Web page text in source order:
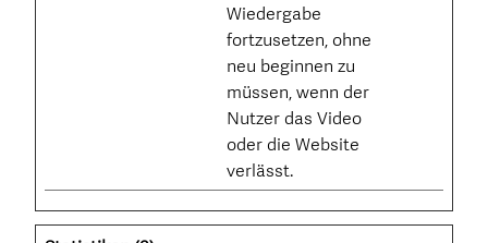
Wiedergabe
fortzusetzen, ohne
neu beginnen zu
müssen, wenn der
Nutzer das Video
oder die Website
verlässt.